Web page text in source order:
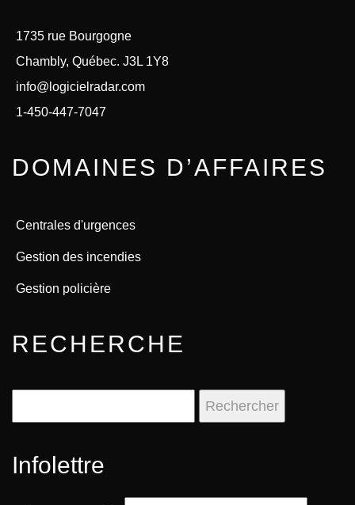
1735 rue Bourgogne
Chambly, Québec. J3L 1Y8
info@logicielradar.com
1-450-447-7047
DOMAINES D’AFFAIRES
Centrales d'urgences
Gestion des incendies
Gestion policière
RECHERCHE
Infolettre